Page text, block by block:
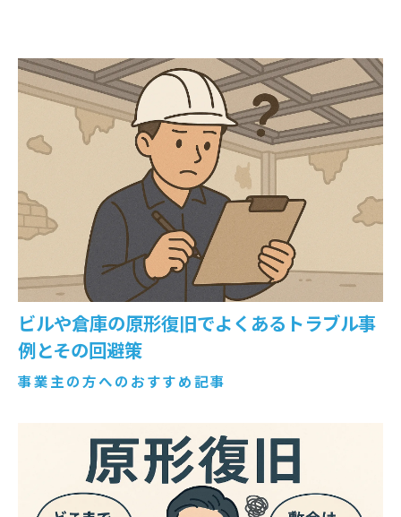
ビルや倉庫の原形復旧でよくあるトラブル事
例とその回避策
事業主の方へのおすすめ記事